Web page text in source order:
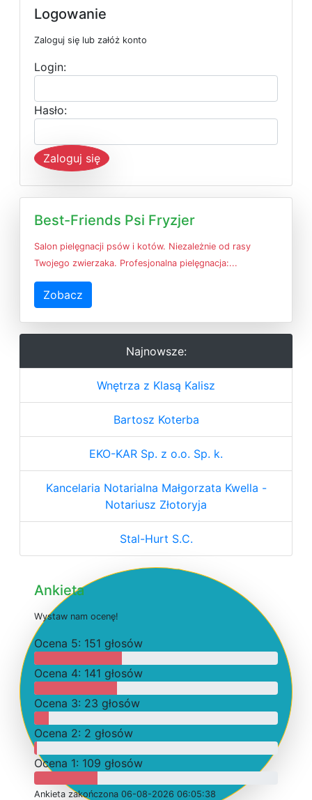
Logowanie
Zaloguj się lub załóż konto
Login:
Hasło:
Zaloguj się
Best-Friends Psi Fryzjer
Salon pielęgnacji psów i kotów. Niezależnie od rasy
Twojego zwierzaka. Profesjonalna pielęgnacja:...
Zobacz
Najnowsze:
Wnętrza z Klasą Kalisz
Bartosz Koterba
EKO-KAR Sp. z o.o. Sp. k.
Kancelaria Notarialna Małgorzata Kwella -
Notariusz Złotoryja
Stal-Hurt S.C.
Ankieta
Wystaw nam ocenę!
Ocena 5: 151 głosów
Ocena 4: 141 głosów
Ocena 3: 23 głosów
Ocena 2: 2 głosów
Ocena 1: 109 głosów
Ankieta zakończona 06-08-2026 06:05:38